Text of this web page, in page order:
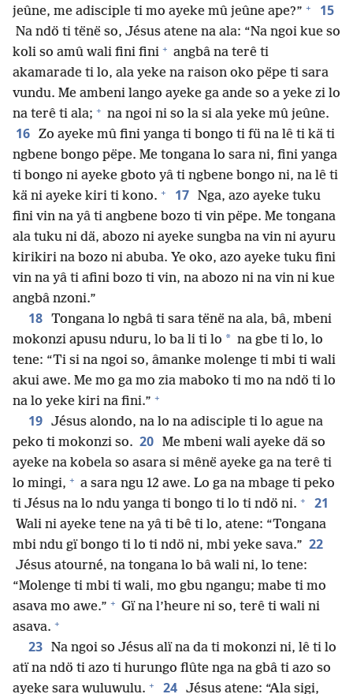
jeûne, me adisciple ti mo ayeke mû jeûne ape?” + 15
Na ndö ti tënë so, Jésus atene na ala: “Na ngoi kue so
koli so amû wali fini fini + angbâ na terê ti
akamarade ti lo, ala yeke na raison oko pëpe ti sara
vundu. Me ambeni lango ayeke ga ande so a yeke zi lo
na terê ti ala; + na ngoi ni so la si ala yeke mû jeûne.
16 Zo ayeke mû fini yanga ti bongo ti fü na lê ti kä ti
ngbene bongo pëpe. Me tongana lo sara ni, fini yanga
ti bongo ni ayeke gboto yâ ti ngbene bongo ni, na lê ti
kä ni ayeke kiri ti kono. + 17 Nga, azo ayeke tuku
fini vin na yâ ti angbene bozo ti vin pëpe. Me tongana
ala tuku ni dä, abozo ni ayeke sungba na vin ni ayuru
kirikiri na bozo ni abuba. Ye oko, azo ayeke tuku fini
vin na yâ ti afini bozo ti vin, na abozo ni na vin ni kue
angbâ nzoni.”
18 Tongana lo ngbâ ti sara tënë na ala, bâ, mbeni
mokonzi apusu nduru, lo ba li ti lo * na gbe ti lo, lo
tene: “Ti si na ngoi so, âmanke molenge ti mbi ti wali
akui awe. Me mo ga mo zia maboko ti mo na ndö ti lo
na lo yeke kiri na fini.” +
19 Jésus alondo, na lo na adisciple ti lo ague na
peko ti mokonzi so. 20 Me mbeni wali ayeke dä so
ayeke na kobela so asara si mênë ayeke ga na terê ti
lo mingi, + a sara ngu 12 awe. Lo ga na mbage ti peko
ti Jésus na lo ndu yanga ti bongo ti lo ti ndö ni. + 21
Wali ni ayeke tene na yâ ti bê ti lo, atene: “Tongana
mbi ndu gï bongo ti lo ti ndö ni, mbi yeke sava.” 22
Jésus atourné, na tongana lo bâ wali ni, lo tene:
“Molenge ti mbi ti wali, mo gbu ngangu; mabe ti mo
asava mo awe.” + Gï na l’heure ni so, terê ti wali ni
asava. +
23 Na ngoi so Jésus alï na da ti mokonzi ni, lê ti lo
atï na ndö ti azo ti hurungo flûte nga na gbâ ti azo so
ayeke sara wuluwulu. + 24 Jésus atene: “Ala sigi,